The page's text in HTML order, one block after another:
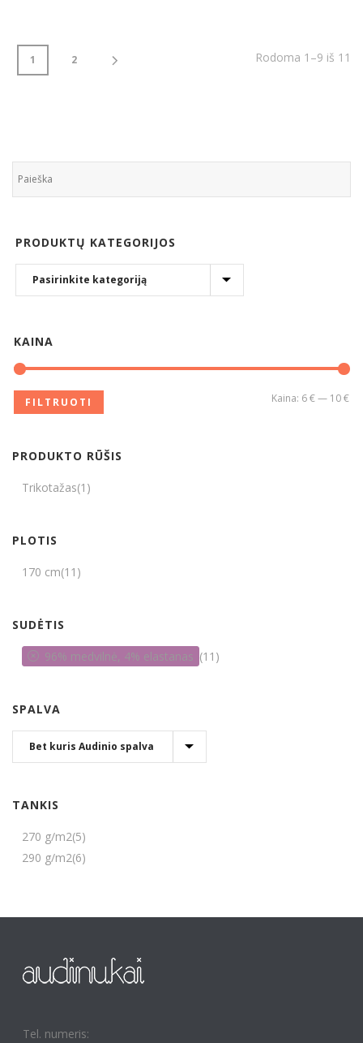
1 2 Rodoma 1–9 iš 11
PRODUKTŲ KATEGORIJOS
KAINA
FILTRUOTI Kaina: 6 €— 10 €
PRODUKTO RŪŠIS
Trikotažas(1)
PLOTIS
170 cm(11)
SUDĖTIS
96% medvilnė, 4% elastanas (11)
SPALVA
TANKIS
270 g/m2(5)
290 g/m2(6)
Tel. numeris: